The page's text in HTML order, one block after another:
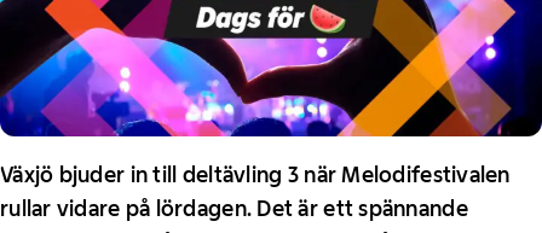
Växjö bjuder in till deltävling 3 när Melodifestivalen
rullar vidare på lördagen. Det är ett spännande